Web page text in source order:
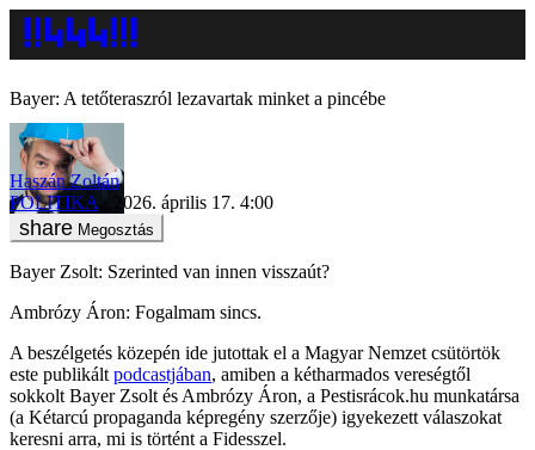
Bayer: A tetőteraszról lezavartak minket a pincébe
Haszán Zoltán
POLITIKA
2026. április 17. 4:00
Megosztás
Bayer Zsolt: Szerinted van innen visszaút?
Ambrózy Áron: Fogalmam sincs.
A beszélgetés közepén ide jutottak el a Magyar Nemzet csütörtök
este publikált podcastjában, amiben a kétharmados vereségtől
sokkolt Bayer Zsolt és Ambrózy Áron, a Pestisrácok.hu munkatársa
(a Kétarcú propaganda képregény szerzője) igyekezett válaszokat
keresni arra, mi is történt a Fidesszel.